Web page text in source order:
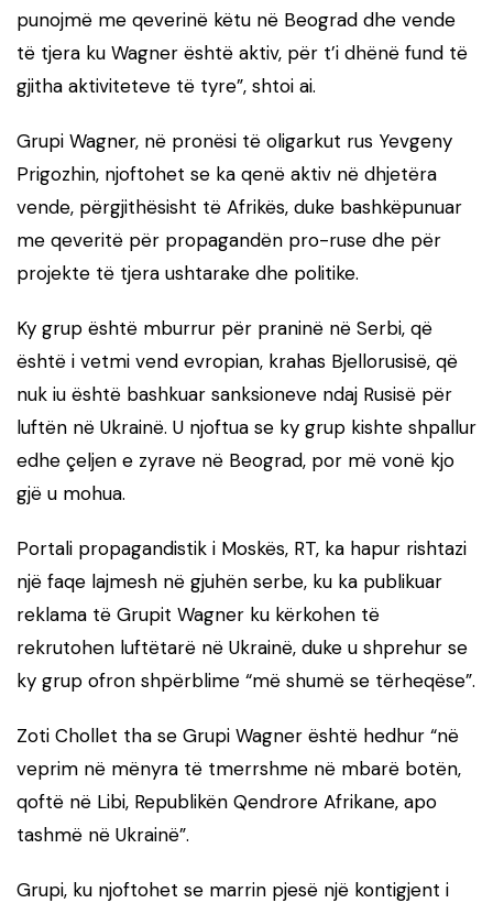
punojmë me qeverinë këtu në Beograd dhe vende
të tjera ku Wagner është aktiv, për t’i dhënë fund të
gjitha aktiviteteve të tyre”, shtoi ai.
Grupi Wagner, në pronësi të oligarkut rus Yevgeny
Prigozhin, njoftohet se ka qenë aktiv në dhjetëra
vende, përgjithësisht të Afrikës, duke bashkëpunuar
me qeveritë për propagandën pro-ruse dhe për
projekte të tjera ushtarake dhe politike.
Ky grup është mburrur për praninë në Serbi, që
është i vetmi vend evropian, krahas Bjellorusisë, që
nuk iu është bashkuar sanksioneve ndaj Rusisë për
luftën në Ukrainë. U njoftua se ky grup kishte shpallur
edhe çeljen e zyrave në Beograd, por më vonë kjo
gjë u mohua.
Portali propagandistik i Moskës, RT, ka hapur rishtazi
një faqe lajmesh në gjuhën serbe, ku ka publikuar
reklama të Grupit Wagner ku kërkohen të
rekrutohen luftëtarë në Ukrainë, duke u shprehur se
ky grup ofron shpërblime “më shumë se tërheqëse”.
Zoti Chollet tha se Grupi Wagner është hedhur “në
veprim në mënyra të tmerrshme në mbarë botën,
qoftë në Libi, Republikën Qendrore Afrikane, apo
tashmë në Ukrainë”.
Grupi, ku njoftohet se marrin pjesë një kontigjent i